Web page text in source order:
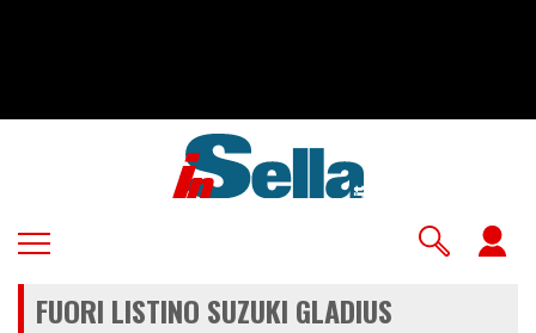
FUORI LISTINO SUZUKI GLADIUS